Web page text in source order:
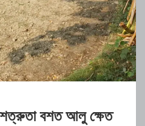
শত্রুতা বশত আলু ক্ষেত